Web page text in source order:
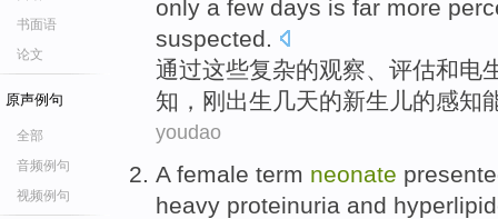
书面语
论文
原声例句
全部
音频例句
视频例句
only a few days is far more
suspected.
通过这些复杂的观察、 评估和电
知 ，刚出生 几天的新生儿的感知
youdao
A female term neonate
heavy proteinuria and